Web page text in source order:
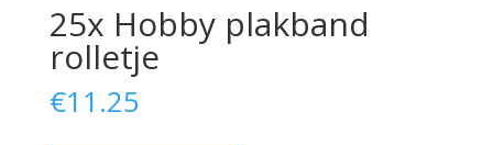
25x Hobby plakband
rolletje
€11.25